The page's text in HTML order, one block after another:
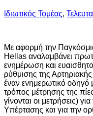
Ιδιωτικός Τομέας,
Με αφορμή την
Hellas αναλαμβάνει
ενημέρωση και
ρύθμισης της
έναν ενημερωτικό οδηγό
τρόπος μέτρησης της
γίνονται οι μετρήσεις)
Υπέρτασης και για την